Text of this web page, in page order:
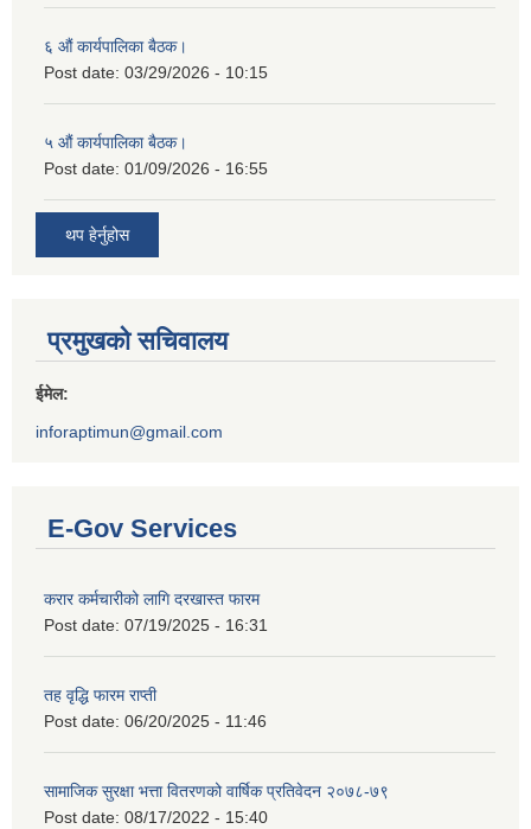
६ औं कार्यपालिका बैठक।
Post date: 03/29/2026 - 10:15
५ औं कार्यपालिका बैठक।
Post date: 01/09/2026 - 16:55
थप हेर्नुहोस
प्रमुखको सचिवालय
ईमेल:
inforaptimun@gmail.com
E-Gov Services
करार कर्मचारीको लागि दरखास्त फारम
Post date: 07/19/2025 - 16:31
तह वृद्धि फारम राप्ती
Post date: 06/20/2025 - 11:46
सामाजिक सुरक्षा भत्ता वितरणको वार्षिक प्रतिवेदन २०७८-७९
Post date: 08/17/2022 - 15:40